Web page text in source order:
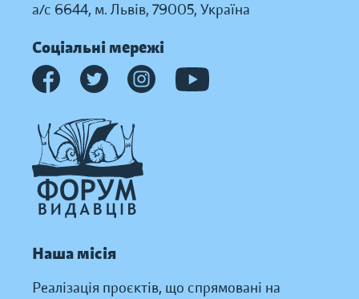
а/с 6644, м. Львів, 79005, Україна
Соціальні мережі
Наша місія
Реалізація проєктів, що спрямовані на